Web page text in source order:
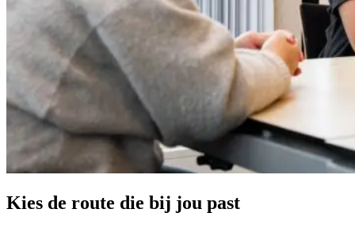
Kies de route die bij jou past